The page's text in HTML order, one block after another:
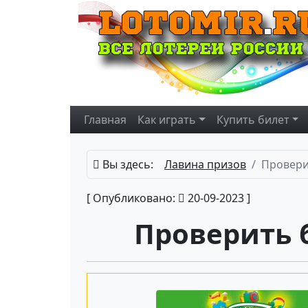
Главная Как играть Купить билет
Вы здесь: Лавина призов
[ Опубликовано: 20-09-2023 ]
Проверить